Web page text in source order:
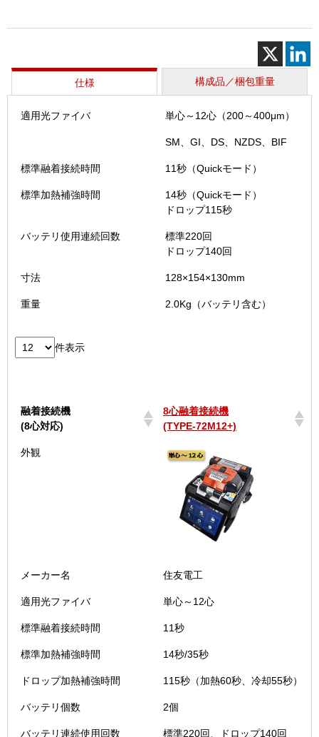
72M12
＋）
個
仕様 構成品／梱包重量
適用光ファイバ 単心～12心（200～400μm）
SM、GI、DS、NZDS、BIF
標準融着接続時間 11秒（Quickモード）
標準加熱補強時間
14秒（Quickモード）
ドロップ115秒
バッテリ使用連続回数
標準220回
ドロップ140回
寸法 128×154×130mm
重量 2.0Kg（バッテリ含む）
件表示
融着接続機
(8心対応)
8心融着接続機
(TYPE-72M12+)
融着接続機
(TYPE-72M12+)
外観
メーカー名 住友電工
適用光ファイバ 単心～12心
標準融着接続時間 11秒
標準加熱補強時間 14秒/35秒
ドロップ加熱補強時間 115秒（加熱60秒、冷却55秒）
バッテリ個数 2個
バッテリ連続使用回数 標準220回、ドロップ140回